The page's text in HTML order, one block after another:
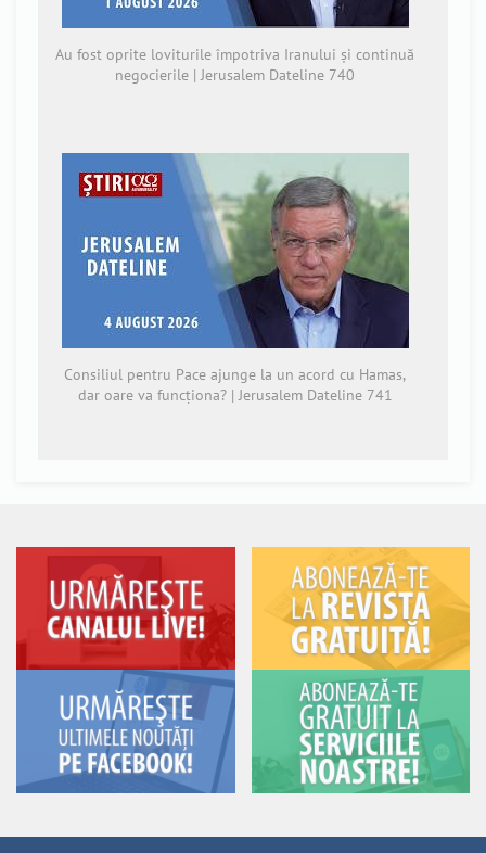
Au fost oprite loviturile împotriva Iranului și continuă
negocierile | Jerusalem Dateline 740
Consiliul pentru Pace ajunge la un acord cu Hamas,
dar oare va funcționa? | Jerusalem Dateline 741